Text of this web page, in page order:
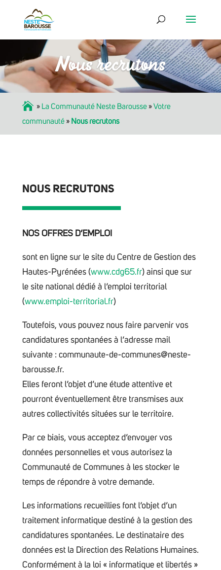
Nous recrutons
Accueil » La Communauté Neste Barousse»Votre
communauté» Nous recrutons
NOUS RECRUTONS
NOS OFFRES D’EMPLOI
sont en ligne sur le site du Centre de Gestion des
Hautes-Pyrénées (www.cdg65.fr) ainsi que sur
le site national dédié à l’emploi territorial
(www.emploi-territorial.fr)
Toutefois, vous pouvez nous faire parvenir vos
candidatures spontanées à l’adresse mail
suivante : communaute-de-communes@neste-
barousse.fr.
Elles feront l’objet d’une étude attentive et
pourront éventuellement être transmises aux
autres collectivités situées sur le territoire.
Par ce biais, vous acceptez d’envoyer vos
données personnelles et vous autorisez la
Communauté de Communes à les stocker le
temps de répondre à votre demande.
Les informations recueillies font l’objet d’un
traitement informatique destiné à la gestion des
candidatures spontanées. Le destinataire des
données est la Direction des Relations Humaines.
Conformément à la loi « informatique et libertés »